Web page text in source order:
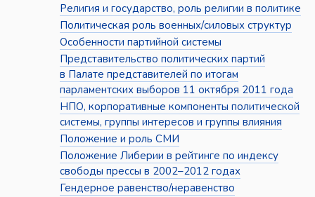
Религия и государство, роль религии в политике
Политическая роль военных/силовых структур
Особенности партийной системы
Представительство политических партий
в Палате представителей по итогам
парламентских выборов 11 октября 2011 года
НПО, корпоративные компоненты политической
системы, группы интересов и группы влияния
Положение и роль СМИ
Положение Либерии в рейтинге по индексу
свободы прессы в 2002–2012 годах
Гендерное равенство/неравенство